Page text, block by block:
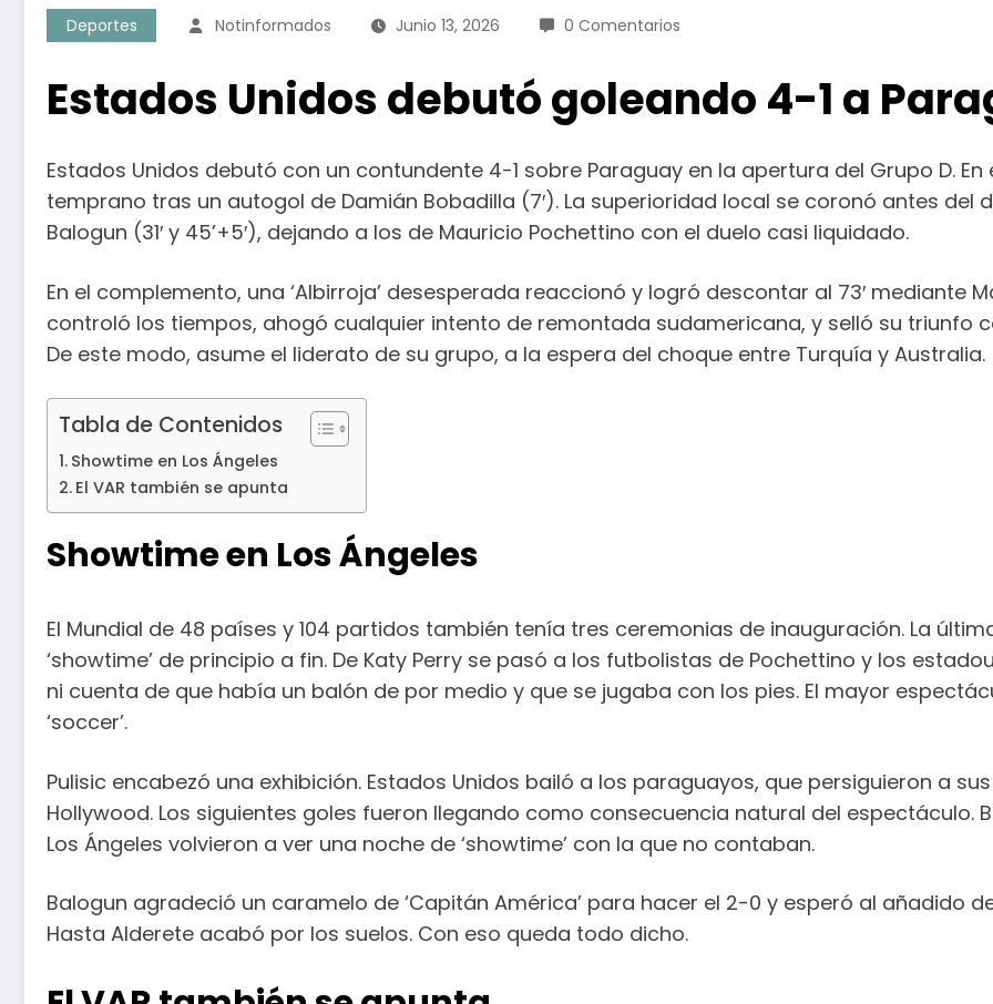
Deportes Notinformados Junio 13, 2026 0 Comentarios
Estados Unidos debutó goleando 4-1 a
Estados Unidos debutó con un contundente 4-1 sobre Paraguay en la apertura del Grupo D.
temprano tras un autogol de Damián Bobadilla (7′). La superioridad local se coronó antes del
Balogun (31′ y 45’+5′), dejando a los de Mauricio Pochettino con el duelo casi liquidado.
En el complemento, una ‘Albirroja’ desesperada reaccionó y logró descontar al 73′ mediante
controló los tiempos, ahogó cualquier intento de remontada sudamericana, y selló su triunfo
De este modo, asume el liderato de su grupo, a la espera del choque entre Turquía y Australia.
Tabla de Contenidos
Showtime en Los Ángeles
El VAR también se apunta
Showtime en Los Ángeles
El Mundial de 48 países y 104 partidos también tenía tres ceremonias de inauguración. La
‘showtime’ de principio a fin. De Katy Perry se pasó a los futbolistas de Pochettino y los
ni cuenta de que había un balón de por medio y que se jugaba con los pies. El mayor
‘soccer’.
Pulisic encabezó una exhibición. Estados Unidos bailó a los paraguayos, que persiguieron a
Hollywood. Los siguientes goles fueron llegando como consecuencia natural del espectáculo.
Los Ángeles volvieron a ver una noche de ‘showtime’ con la que no contaban.
Balogun agradeció un caramelo de ‘Capitán América’ para hacer el 2-0 y esperó al añadido
Hasta Alderete acabó por los suelos. Con eso queda todo dicho.